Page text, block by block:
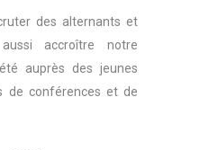
des alternants et
accroître notre
auprès des jeunes
de conférences et de